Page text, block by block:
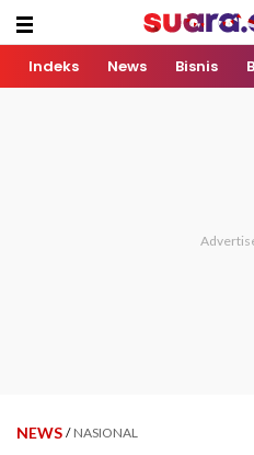
Indeks News Bisnis
NEWS / NASIONAL